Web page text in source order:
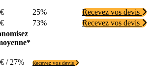
25%
Recevez vos devis
73%
Recevez vos devis
/ 27% Recevez vos devis